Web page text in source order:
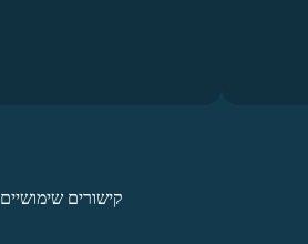
קישורים שימושיים